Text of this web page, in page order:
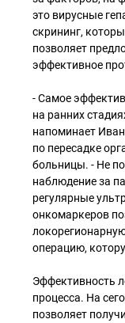
это вирусные
скрининг,
позволяет
эффективное
- Самое
на ранних
напоминает
по пересадке
больницы. - Не
наблюдение за
регулярные
онкомаркеров
операцию,
Эффективность
процесса. На
позволяет